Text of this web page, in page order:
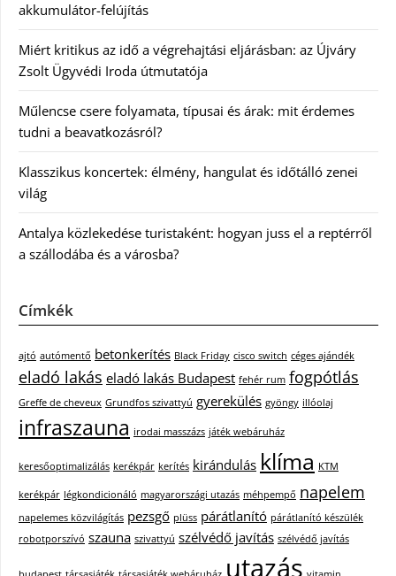
akkumulátor-felújítás
Miért kritikus az idő a végrehajtási eljárásban: az Újváry
Zsolt Ügyvédi Iroda útmutatója
Műlencse csere folyamata, típusai és árak: mit érdemes
tudni a beavatkozásról?
Klasszikus koncertek: élmény, hangulat és időtálló zenei
világ
Antalya közlekedése turistaként: hogyan juss el a reptérről
a szállodába és a városba?
Címkék
ajtó autómentő betonkerítés Black Friday cisco switch céges ajándék
eladó lakás eladó lakás Budapest fehér rum fogpótlás
Greffe de cheveux Grundfos szivattyú gyerekülés gyöngy illóolaj
infraszauna irodai masszázs játék webáruház
keresőoptimalizálás kerékpár kerítés kirándulás klíma KTM
kerékpár légkondicionáló magyarországi utazás méhpempő napelem
napelemes közvilágítás pezsgő plüss párátlanító párátlanító készülék
robotporszívó szauna szivattyú szélvédő javítás szélvédő javítás
utazás